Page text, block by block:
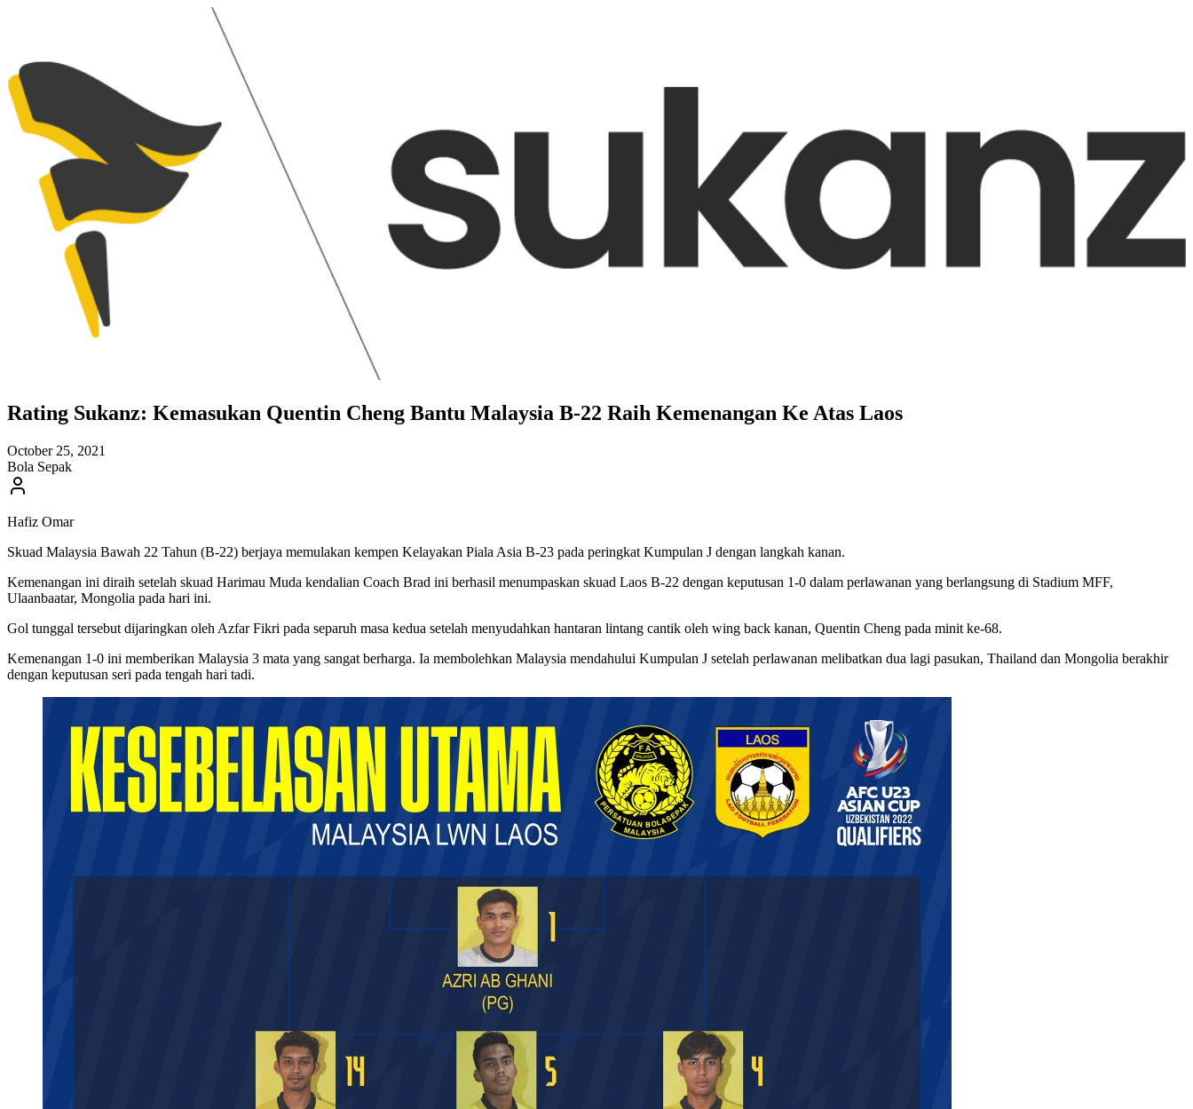
Rating Sukanz: Kemasukan Quentin Cheng Bantu Malaysia B-22 Raih Kemenangan Ke Atas Laos
October 25, 2021
Bola Sepak
Hafiz Omar
Skuad Malaysia Bawah 22 Tahun (B-22) berjaya memulakan kempen Kelayakan Piala Asia B-23 pada peringkat Kumpulan J dengan langkah kanan.
Kemenangan ini diraih setelah skuad Harimau Muda kendalian Coach Brad ini berhasil menumpaskan skuad Laos B-22 dengan keputusan 1-0 dalam perlawanan yang berlangsung di Stadium MFF,
Ulaanbaatar, Mongolia pada hari ini.
Gol tunggal tersebut dijaringkan oleh Azfar Fikri pada separuh masa kedua setelah menyudahkan hantaran lintang cantik oleh wing back kanan, Quentin Cheng pada minit ke-68.
Kemenangan 1-0 ini memberikan Malaysia 3 mata yang sangat berharga. Ia membolehkan Malaysia mendahului Kumpulan J setelah perlawanan melibatkan dua lagi pasukan, Thailand dan Mongolia berakhir
dengan keputusan seri pada tengah hari tadi.